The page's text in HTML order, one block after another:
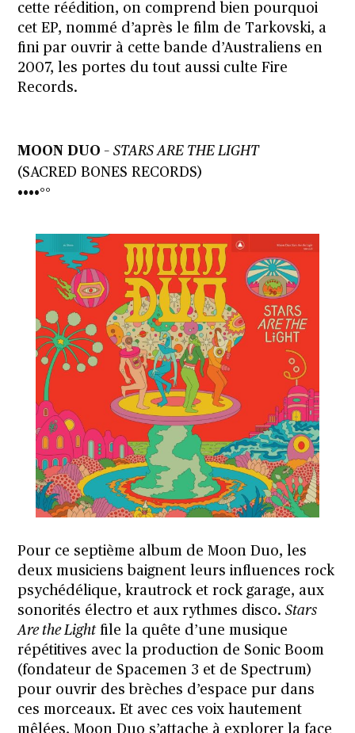
cette réédition, on comprend bien pourquoi
cet EP, nommé d’après le film de Tarkovski, a
fini par ouvrir à cette bande d’Australiens en
2007, les portes du tout aussi culte Fire
Records.
MOON DUO –STARS ARE THE LIGHT
(SACRED BONES RECORDS)
••••°°
Pour ce septième album de Moon Duo, les
deux musiciens baignent leurs influences rock
psychédélique, krautrock et rock garage, aux
sonorités électro et aux rythmes disco.Stars
Are the Lightfile la quête d’une musique
répétitives avec la production de Sonic Boom
(fondateur de Spacemen 3 et de Spectrum)
pour ouvrir des brèches d’espace pur dans
ces morceaux. Et avec ces voix hautement